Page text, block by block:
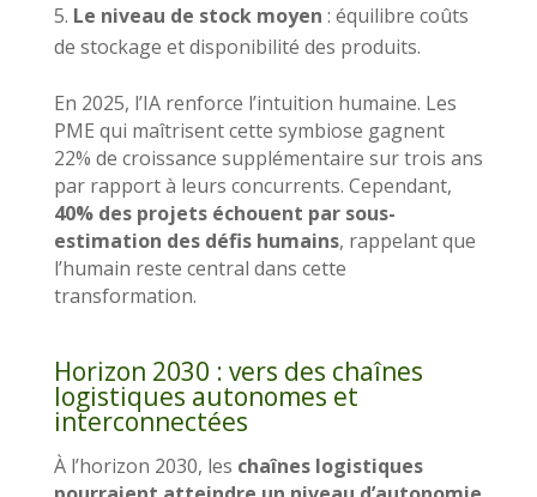
Le niveau de stock moyen : équilibre coûts
de stockage et disponibilité des produits.
En 2025, l’IA renforce l’intuition humaine. Les
PME qui maîtrisent cette symbiose gagnent
22% de croissance supplémentaire sur trois ans
par rapport à leurs concurrents. Cependant,
40% des projets échouent par sous-
estimation des défis humains, rappelant que
l’humain reste central dans cette
transformation.
Horizon 2030 : vers des chaînes
logistiques autonomes et
interconnectées
À l’horizon 2030, les chaînes logistiques